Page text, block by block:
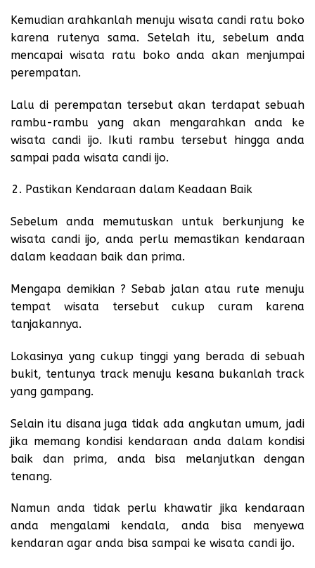
Kemudian arahkanlah menuju wisata candi ratu boko
karena rutenya sama. Setelah itu, sebelum anda
mencapai wisata ratu boko anda akan menjumpai
perempatan.
Lalu di perempatan tersebut akan terdapat sebuah
rambu-rambu yang akan mengarahkan anda ke
wisatacandi ijo. Ikuti rambu tersebut hingga anda
sampai pada wisata candi ijo.
Pastikan Kendaraan dalam Keadaan Baik
Sebelum anda memutuskan untuk berkunjung ke
wisata candi ijo, anda perlu memastikan kendaraan
dalam keadaan baik dan prima.
Mengapa demikian ? Sebab jalan atau rute menuju
tempat wisata tersebut cukup curam karena
tanjakannya.
Lokasinya yang cukup tinggi yang berada di sebuah
bukit, tentunya track menuju kesana bukanlah track
yang gampang.
Selain itu disana juga tidak ada angkutan umum, jadi
jika memang kondisi kendaraan anda dalam kondisi
baik dan prima, anda bisa melanjutkan dengan
tenang.
Namun anda tidak perlu khawatir jika kendaraan
anda mengalami kendala, anda bisa menyewa
kendaran agar anda bisa sampai ke wisata candi ijo.